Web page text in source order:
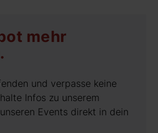
mehr
und verpasse keine
Infos zu unserem
Events direkt in dein